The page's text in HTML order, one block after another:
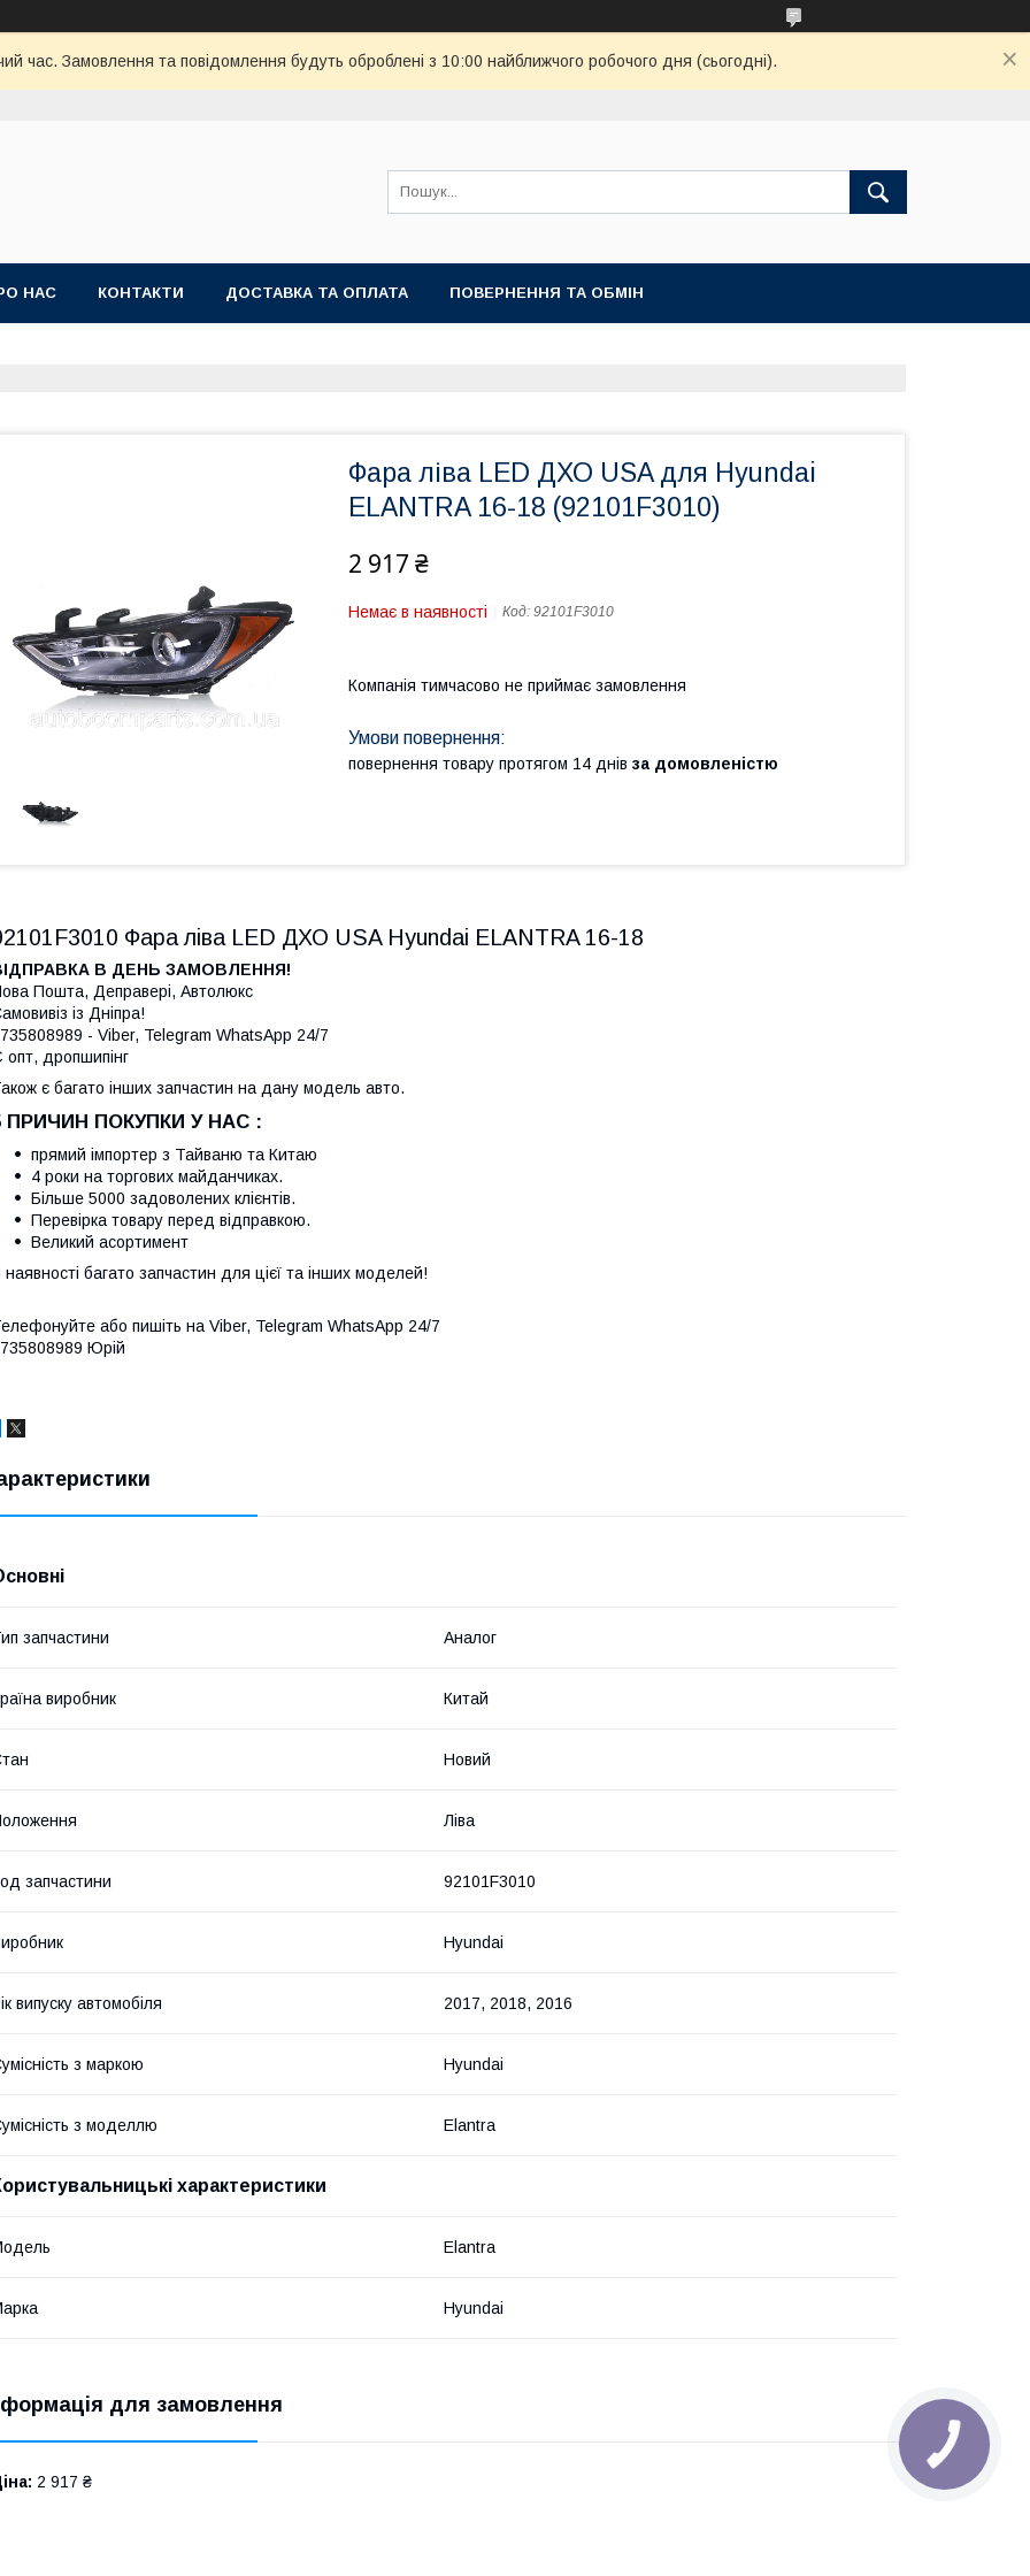
час. Замовлення та повідомлення будуть оброблені з 10:00 найближчого робочого дня (сьогодні).
НАС КОНТАКТИ ДОСТАВКА ТА ОПЛАТА ПОВЕРНЕННЯ ТА ОБМІН
Фара ліва LED ДХО USA для Hyundai
ELANTRA 16-18 (92101F3010)
2 917 ₴
Немає в наявності Код: 92101F3010
Компанія тимчасово не приймає замовлення
повернення товару протягом 14 днів за домовленістю
Фара ліва LED ДХО USA Hyundai ELANTRA 16-18
В ДЕНЬ ЗАМОВЛЕННЯ!
Пошта, Деправері, Автолюкс
із Дніпра!
- Viber, Telegram WhatsApp 24/7
опт, дропшипінг
є багато інших запчастин на дану модель авто.
ПРИЧИН ПОКУПКИ У НАС :
прямий імпортер з Тайваню та Китаю
4 роки на торгових майданчиках.
Більше 5000 задоволених клієнтів.
Перевірка товару перед відправкою.
Великий асортимент
наявності багато запчастин для цієї та інших моделей!
або пишіть на Viber, Telegram WhatsApp 24/7
Юрій
запчастини Аналог
виробник Китай
Новий
Ліва
запчастини 92101F3010
Hyundai
випуску автомобіля 2017, 2018, 2016
з маркою Hyundai
з моделлю Elantra
характеристики
Elantra
Hyundai
для замовлення
2 917 ₴